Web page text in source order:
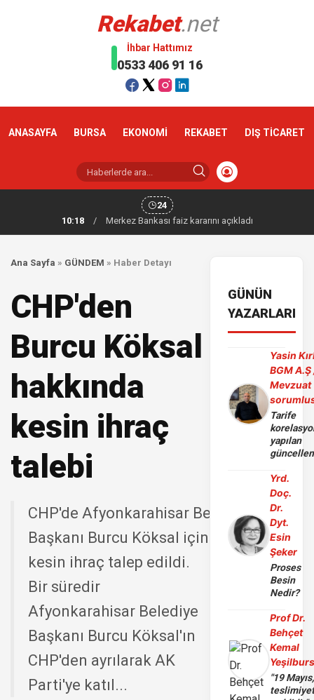
Rekabet.net
İhbar Hattımız
0533 406 91 16
ANASAYFA BURSA EKONOMİ REKABET DIŞ TİCARET
24
10:18
/ Merkez Bankası faiz kararını açıkladı
Ana Sayfa » GÜNDEM » Haber Detayı
CHP'den
Burcu Köksal
hakkında
kesin ihraç
talebi
CHP'de Afyonkarahisar Belediye
Başkanı Burcu Köksal için
kesin ihraç talep edildi.
Bir süredir
Afyonkarahisar Belediye
Başkanı Burcu Köksal'ın
CHP'den ayrılarak AK
Parti'ye katıl...
GÜNÜN
YAZARLARI
Yasin
BGM A.Ş
Mevzuat
Tarife
yapılan
Yrd.
Doç.
Dr.
Dyt.
Esin
Şeker
Proses
Besin
Nedir?
Prof Dr.
Behçet
Kemal
"19 Mayıs,